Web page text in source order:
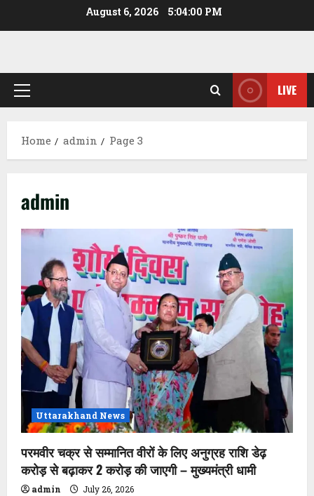
August 6, 2026 5:04:01 PM
Primary
LIVE
Home admin Page 3
admin
Uttarakhand News
परमवीर चक्र से सम्मानित वीरों के लिए अनुग्रह राशि डेढ़
करोड़ से बढ़ाकर 2 करोड़ की जाएगी – मुख्यमंत्री धामी
admin July 26, 2026